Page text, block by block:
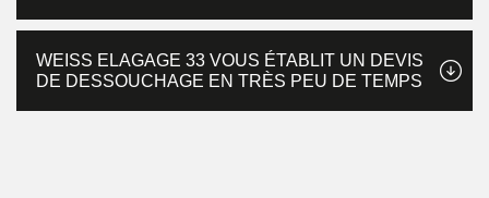
WEISS ELAGAGE 33 VOUS ÉTABLIT UN DEVIS
DE DESSOUCHAGE EN TRÈS PEU DE TEMPS